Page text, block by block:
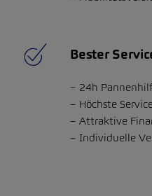
Bester
24h
Höchste
Attraktive
Individuelle